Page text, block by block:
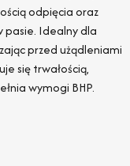
odpięcia oraz
pasie. Idealny dla
przed użądleniami
się trwałością,
wymogi BHP.